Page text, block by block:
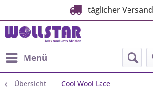
täglicher Versand
Menü
Übersicht Cool Wool Lace